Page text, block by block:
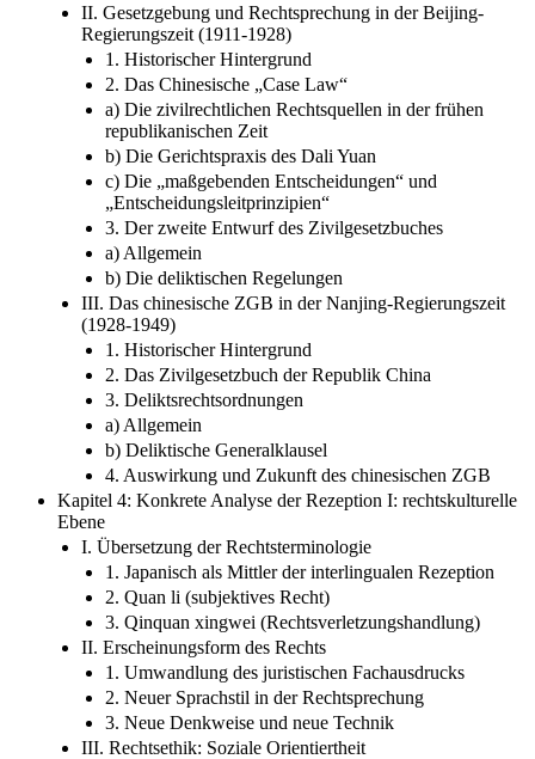
II. Gesetzgebung und Rechtsprechung in der Beijing-
Regierungszeit (1911-1928)
1. Historischer Hintergrund
2. Das Chinesische „Case Law“
a) Die zivilrechtlichen Rechtsquellen in der frühen
republikanischen Zeit
b) Die Gerichtspraxis des Dali Yuan
c) Die „maßgebenden Entscheidungen“ und
„Entscheidungsleitprinzipien“
3. Der zweite Entwurf des Zivilgesetzbuches
a) Allgemein
b) Die deliktischen Regelungen
III. Das chinesische ZGB in der Nanjing-Regierungszeit
(1928-1949)
1. Historischer Hintergrund
2. Das Zivilgesetzbuch der Republik China
3. Deliktsrechtsordnungen
a) Allgemein
b) Deliktische Generalklausel
4. Auswirkung und Zukunft des chinesischen ZGB
Kapitel 4: Konkrete Analyse der Rezeption I: rechtskulturelle
Ebene
I. Übersetzung der Rechtsterminologie
1. Japanisch als Mittler der interlingualen Rezeption
2. Quan li (subjektives Recht)
3. Qinquan xingwei (Rechtsverletzungshandlung)
II. Erscheinungsform des Rechts
1. Umwandlung des juristischen Fachausdrucks
2. Neuer Sprachstil in der Rechtsprechung
3. Neue Denkweise und neue Technik
III. Rechtsethik: Soziale Orientiertheit